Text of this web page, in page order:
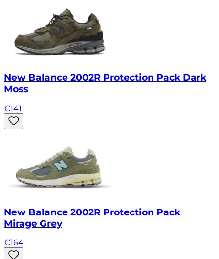
New Balance 2002R Protection Pack Dark
Moss
€141
New Balance 2002R Protection Pack
Mirage Grey
€164